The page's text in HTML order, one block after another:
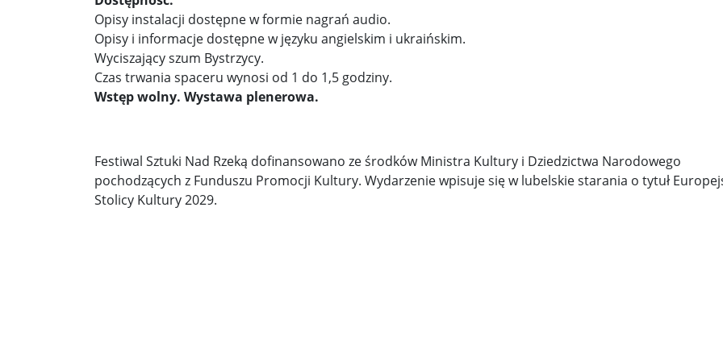
Opisy instalacji dostępne w formie nagrań audio.
Opisy i informacje dostępne w języku angielskim i ukraińskim.
Wyciszający szum Bystrzycy.
Czas trwania spaceru wynosi od 1 do 1,5 godziny.
Wstęp wolny. Wystawa plenerowa.
Festiwal Sztuki Nad Rzeką dofinansowano ze środków Ministra Kultury i Dziedzictwa Narodowego
pochodzących z Funduszu Promocji Kultury. Wydarzenie wpisuje się w lubelskie starania o tytuł
Stolicy Kultury 2029.